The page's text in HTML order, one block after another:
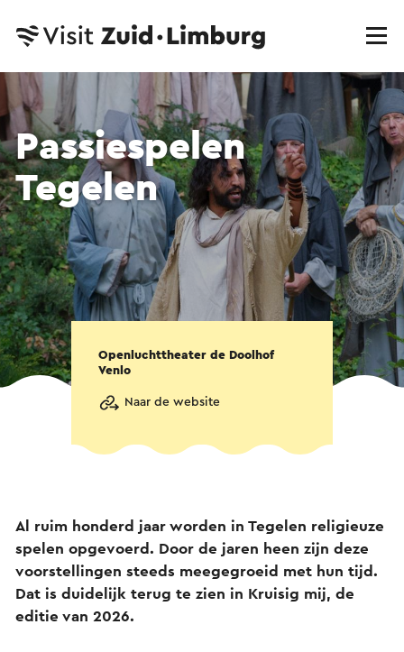
Passiespelen
Tegelen
Openluchttheater de Doolhof
Venlo
Naar de website
Al ruim honderd jaar worden in Tegelen religieuze
spelen opgevoerd. Door de jaren heen zijn deze
voorstellingen steeds meegegroeid met hun tijd.
Dat is duidelijk terug te zien in Kruisig mij, de
editie van 2026.